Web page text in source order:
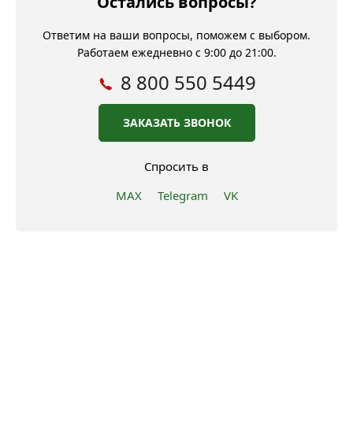
Ответим на ваши вопросы, поможем с выбором.
Работаем ежедневно с 9:00 до 21:00.
8 800 550 5449
ЗАКАЗАТЬ ЗВОНОК
Спросить в
MAX
Telegram VK